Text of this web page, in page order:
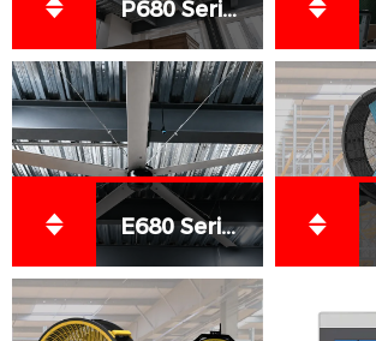
P680 Series HVLS Fans
E680 Series HVLS Fans